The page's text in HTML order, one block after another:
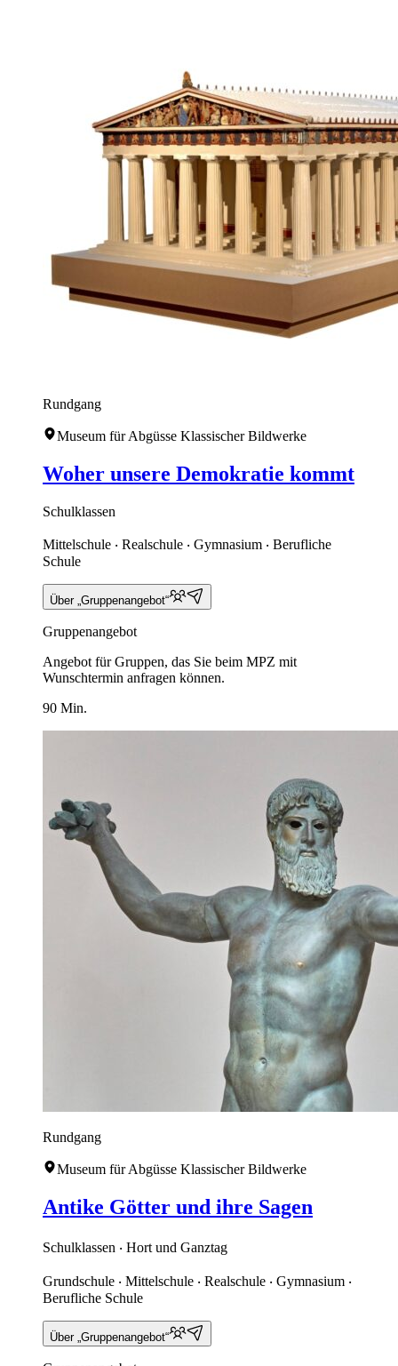
Rundgang
Museum für Abgüsse Klassischer Bildwerke
Woher unsere Demokratie kommt
Schulklassen
Mittelschule ‧ Realschule ‧ Gymnasium ‧ Berufliche
Schule
Über „Gruppenangebot“
Gruppenangebot
Angebot für Gruppen, das Sie beim MPZ mit
Wunschtermin anfragen können.
90 Min.
Rundgang
Museum für Abgüsse Klassischer Bildwerke
Antike Götter und ihre Sagen
Schulklassen ‧ Hort und Ganztag
Grundschule ‧ Mittelschule ‧ Realschule ‧ Gymnasium ‧
Berufliche Schule
Über „Gruppenangebot“